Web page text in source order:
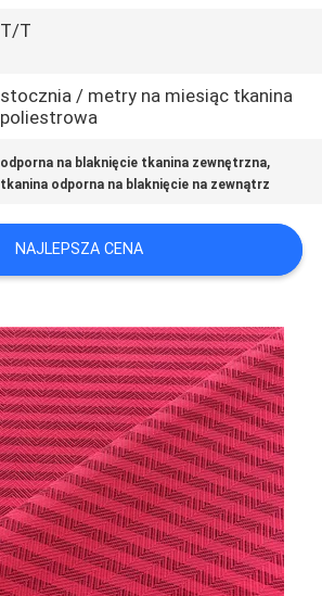
T/T
stocznia / metry na miesiąc tkanina
poliestrowa
odporna na blaknięcie tkanina zewnętrzna,
tkanina odporna na blaknięcie na zewnątrz
NAJLEPSZA CENA